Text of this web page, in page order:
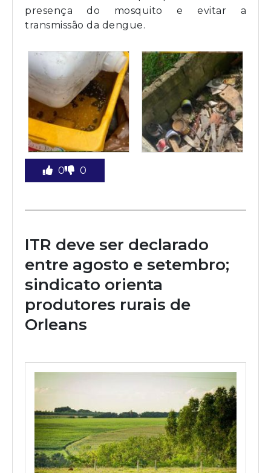
presença do mosquito e evitar a
transmissão da dengue.
0 0
ITR deve ser declarado
entre agosto e setembro;
sindicato orienta
produtores rurais de
Orleans